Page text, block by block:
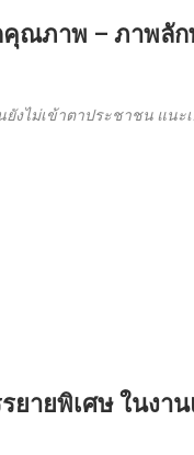
กคุณภาพ – ภาพลั
ยังไม่เข้าตาประชาชน แน
ายพิเศษ ในงา